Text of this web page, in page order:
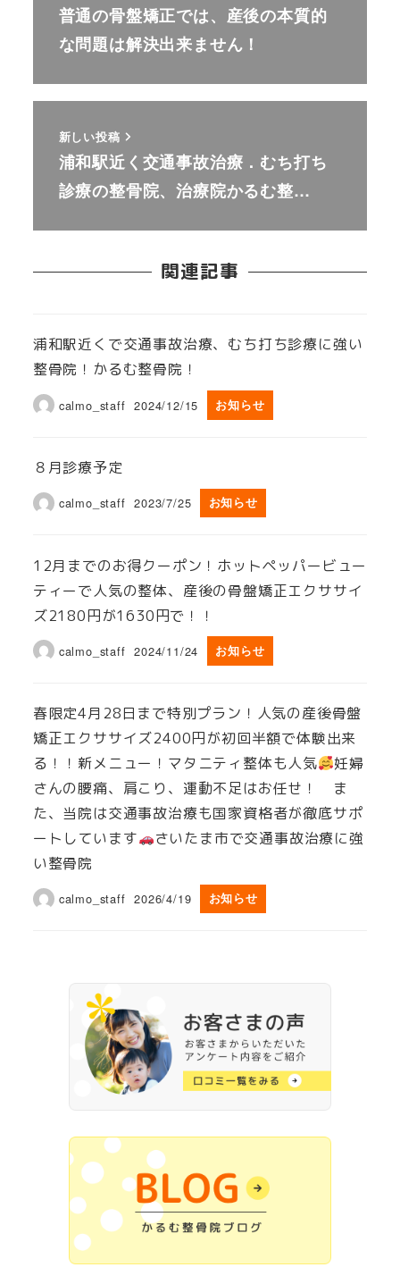
普通の骨盤矯正では、産後の本質的
な問題は解決出来ません！
新しい投稿
浦和駅近く交通事故治療．むち打ち
診療の整骨院、治療院かるむ整…
関連記事
浦和駅近くで交通事故治療、むち打ち診療に強い
整骨院！かるむ整骨院！
calmo_staff 2024/12/15 お知らせ
８月診療予定
calmo_staff 2023/7/25 お知らせ
12月までのお得クーポン！ホットペッパービュー
ティーで人気の整体、産後の骨盤矯正エクササイ
ズ2180円が1630円で！！
calmo_staff 2024/11/24 お知らせ
春限定4月28日まで特別プラン！人気の産後骨盤
矯正エクササイズ2400円が初回半額で体験出来
る！！新メニュー！マタニティ整体も人気
妊婦
さんの腰痛、肩こり、運動不足はお任せ！ ま
た、当院は交通事故治療も国家資格者が徹底サポ
ートしています
さいたま市で交通事故治療に強
い整骨院
calmo_staff 2026/4/19 お知らせ